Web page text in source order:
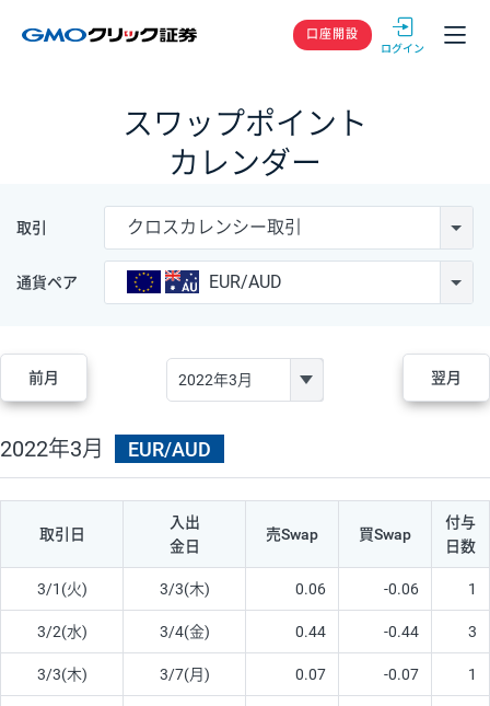
GMOクリック
口座開設
スワップポイント
カレンダー
取引 クロスカレンシー取引
通貨ペア EUR/AUD
前月 翌月
2022年3月 EUR/AUD
取引日
入出
金日
売Swap 買Swap
付与
日数
3/1(火) 3/3(木) 0.06 -0.06 1
3/2(水) 3/4(金) 0.44 -0.44 3
3/3(木) 3/7(月) 0.07 -0.07 1